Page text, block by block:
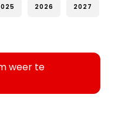
2026 2027
weer te